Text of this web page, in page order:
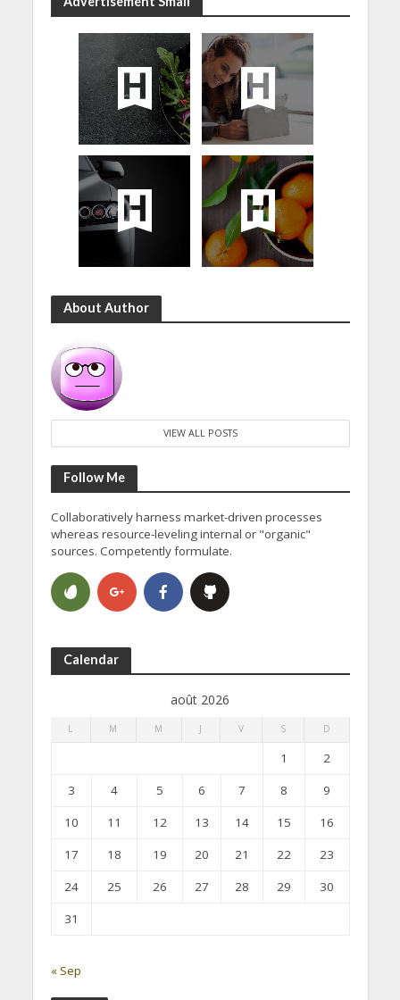
About Author
VIEW ALL POSTS
Follow Me
Collaboratively harness market-driven processes
whereas resource-leveling internal or "organic"
sources. Competently formulate.
Calendar
août 2026
L M M J V S D
1
2
3
4 5 6 7 8
9
10
11 12 13 14 15
16
17
18 19 20 21 22
23
24
25 26 27 28 29
30
31
« Sep